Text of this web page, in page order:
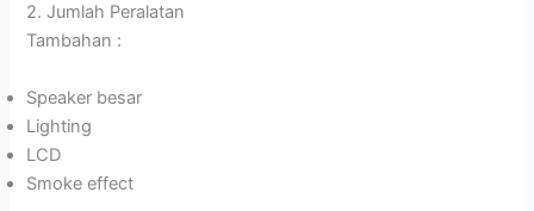
2. Jumlah Peralatan
Tambahan :
Speaker besar
Lighting
LCD
Smoke effect